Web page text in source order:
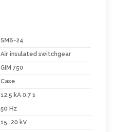
SM6-24
Air insulated switchgear
GIM 750
Case
12.5 kA 0.7 s
50 Hz
15…20 kV